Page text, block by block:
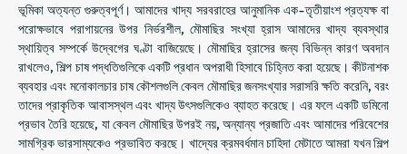
ভূমিকা অত্যন্ত গুরুত্বপূর্ণ। আমাদের খাদ্য সরবরাহের আনুমানিক এক-তৃতীয়াংশ প্রত্যক্ষ বা
পরোক্ষভাবে পরাগায়নের উপর নির্ভরশীল, মৌমাছির সংখ্যা হ্রাস আমাদের খাদ্য ব্যবস্থার
স্থায়িত্ব সম্পর্কে উদ্বেগের ঘণ্টা বাজিয়েছে। মৌমাছির হ্রাসের জন্য বিভিন্ন কারণ অবদান
রাখলেও, শিল্প চাষ পদ্ধতিগুলিকে একটি প্রধান অপরাধী হিসাবে চিহ্নিত করা হয়েছে। কীটনাশক
ব্যবহার এবং মনোকালচার চাষ কৌশলগুলি কেবল মৌমাছির জনসংখ্যার সরাসরি ক্ষতি করেনি, বরং
তাদের প্রাকৃতিক আবাসস্থল এবং খাদ্য উৎসগুলিকেও ব্যাহত করেছে। এর ফলে একটি ডমিনো
প্রভাব তৈরি হয়েছে, যা কেবল মৌমাছির উপরই নয়, অন্যান্য প্রজাতি এবং আমাদের পরিবেশের
সামগ্রিক ভারসাম্যকেও প্রভাবিত করছে। খাদ্যের ক্রমবর্ধমান চাহিদা মেটাতে আমরা যখন শিল্প